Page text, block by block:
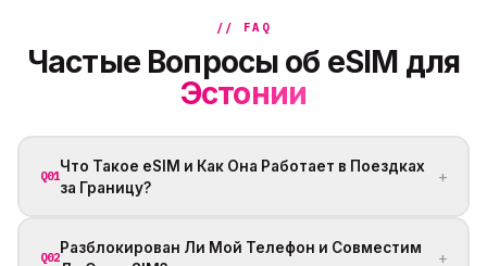
// FAQ
Частые Вопросы об eSIM для
Эстонии
Q01
Что Такое eSIM и Как Она Работает в Поездках
за Границу?
+
Q02
Разблокирован Ли Мой Телефон и Совместим
+